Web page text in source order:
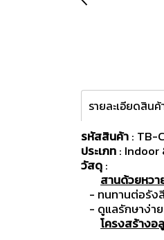
รายละเอียดสินค้
รหัสสินค้า: TB-
ประเภท:
วัสดุ:
สานด้วยหวา
- ทนทานต่อรัง
- ดูแลรักษาง่า
โครงสร้างอ